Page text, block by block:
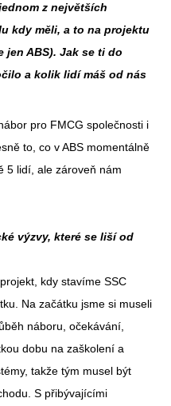
z největších
kdy měli, a to na projektu
jen ABS). Jak se ti do
a kolik lidí máš od nás
pro FMCG společnosti i
to, co v ABS momentálně
5 lidí, ale zároveň nám
výzvy, které se liší od
kdy stavíme SSC
Na začátku jsme si museli
náboru, očekávání,
dobu na zaškolení a
takže tým musel být
S přibývajícími